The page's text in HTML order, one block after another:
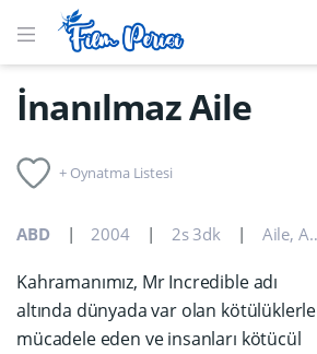
İnanılmaz Aile
+ Oynatma Listesi
ABD 2004 2s 3dk Aile, Aksiyon
Kahramanımız, Mr Incredible adı
altında dünyada var olan kötülüklerle
mücadele eden ve insanları kötücül